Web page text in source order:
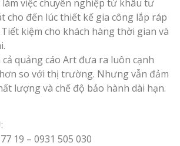
làm việc chuyên nghiệp từ khâu tư
cho đến lúc thiết kế gia công lắp ráp
kiệm cho khách hàng thời gian và
cả quảng cáo Art đưa ra luôn cạnh
so với thị trường. Nhưng vẫn đảm
lượng và chế độ bảo hành dài hạn.
19 – 0931 505 030